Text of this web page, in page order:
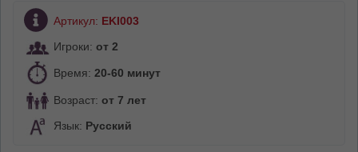
Артикул: EKI003
Игроки: от 2
Время: 20-60 минут
Возраст: от 7 лет
Язык: Русский